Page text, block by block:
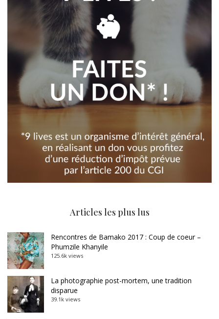
Articles les plus lus
Rencontres de Bamako 2017 : Coup de coeur –
Phumzile Khanyile
125.6k views
La photographie post-mortem, une tradition
disparue
39.1k views